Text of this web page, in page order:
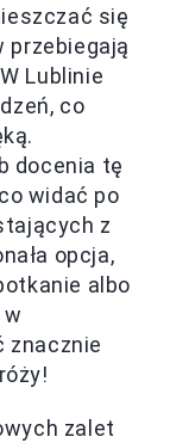
się
przebiegają
Lublinie
co
docenia tę
widać po
z
opcja,
albo
znacznie
zalet